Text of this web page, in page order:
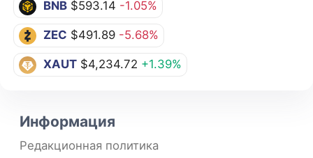
BNB $593.14 -1.05%
ZEC $491.89 -5.68%
XAUT $4,234.72 +1.39%
Информация
Редакционная политика